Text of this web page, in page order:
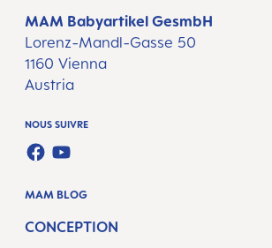
MAM Babyartikel GesmbH
Lorenz-Mandl-Gasse 50
1160 Vienna
Austria
NOUS SUIVRE
FACEBOOK
YOUTUBE
MAM BLOG
CONCEPTION